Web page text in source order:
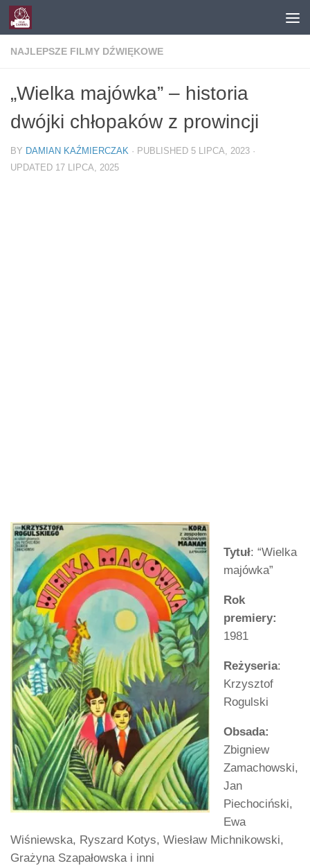
Skip to content
NAJLEPSZE FILMY DŹWIĘKOWE
„Wielka majówka” – historia
dwójki chłopaków z prowincji
BY DAMIAN KAŹMIERCZAK · PUBLISHED 5 LIPCA, 2023 ·
UPDATED 17 LIPCA, 2025
Tytuł: “Wielka
majówka”
Rok
premiery:
1981
Reżyseria:
Krzysztof
Rogulski
Obsada:
Zbigniew
Zamachowski,
Jan
Piechociński,
Ewa
Wiśniewska, Ryszard Kotys, Wiesław Michnikowski,
Grażyna Szapałowska i inni